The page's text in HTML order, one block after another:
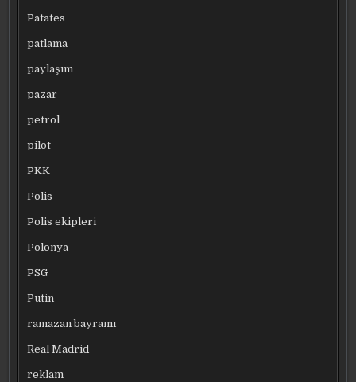
Patates
patlama
paylaşım
pazar
petrol
pilot
PKK
Polis
Polis ekipleri
Polonya
PSG
Putin
ramazan bayramı
Real Madrid
reklam